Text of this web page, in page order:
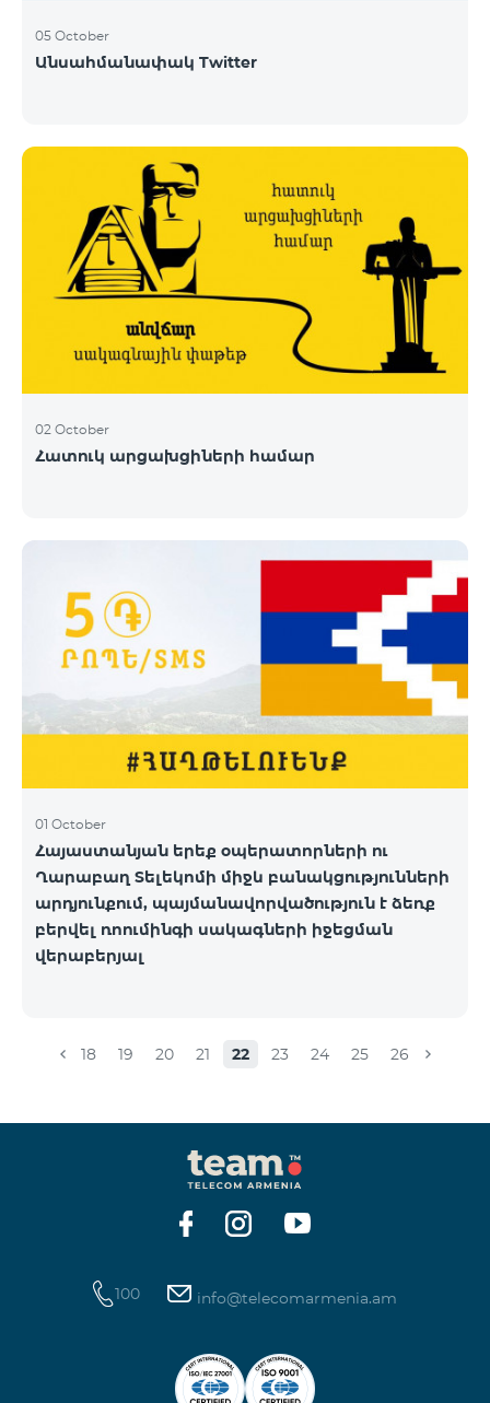
05 October
Անսահմանափակ Twitter
02 October
Հատուկ արցախցիների համար
01 October
Հայաստանյան երեք օպերատորների ու
Ղարաբաղ Տելեկոմի միջև բանակցությունների
արդյունքում, պայմանավորվածություն է ձեռք
բերվել ռոումինգի սակագների իջեցման
վերաբերյալ
18 19 20 21 22 23 24 25 26
100 info@telecomarmenia.am